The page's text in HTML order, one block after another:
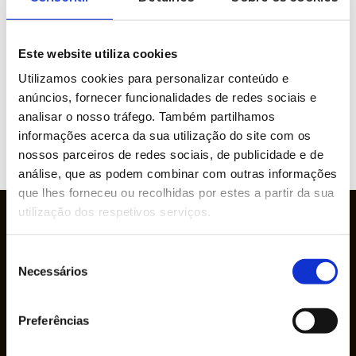
Este website utiliza cookies
Utilizamos cookies para personalizar conteúdo e
anúncios, fornecer funcionalidades de redes sociais e
analisar o nosso tráfego. Também partilhamos
informações acerca da sua utilização do site com os
nossos parceiros de redes sociais, de publicidade e de
análise, que as podem combinar com outras informações
que lhes forneceu ou recolhidas por estes a partir da sua
utilização dos respetivos serviços.
Necessários
Preferências
Machine vision
Manufacturing management
WOULD YOU LIKE MORE INFORMATION